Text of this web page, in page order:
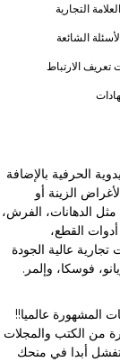
التجارية
الشائعة
الارتباط
الحرفية بالإضافة
الزينة أو
الدهانات، الفرش،
القطع،
عالية الجودة
فوسكا، وإلمر.
المشهورة عالميا!!
من الكتب والمجلات
تفشل أبدا في منحك